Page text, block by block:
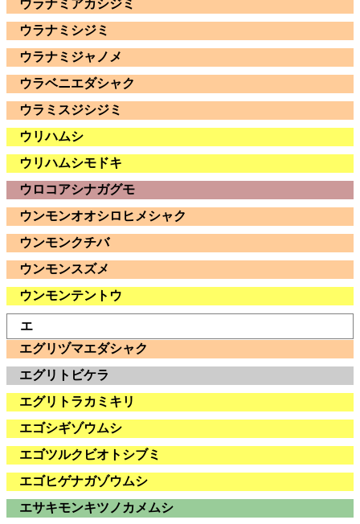
ウラナミアカシジミ
ウラナミシジミ
ウラナミジャノメ
ウラベニエダシャク
ウラミスジシジミ
ウリハムシ
ウリハムシモドキ
ウロコアシナガグモ
ウンモンオオシロヒメシャク
ウンモンクチバ
ウンモンスズメ
ウンモンテントウ
エ
エグリヅマエダシャク
エグリトビケラ
エグリトラカミキリ
エゴシギゾウムシ
エゴツルクビオトシブミ
エゴヒゲナガゾウムシ
エサキモンキツノカメムシ